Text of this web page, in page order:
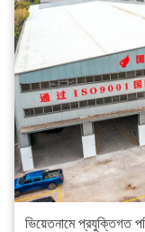
ভিয়েতনামে প্রযুক্তিগত